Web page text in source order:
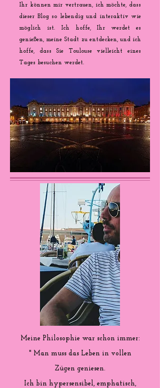
Ihr können mir vertrauen, ich möchte, dass
dieser Blog so lebendig und interaktiv wie
möglich ist. Ich hoffe, Ihr werdet es
genießen, meine Stadt zu entdecken, und ich
hoffe, dass Sie Toulouse vielleicht eines
Tages besuchen werdet.
Meine Philosophie war schon immer:
" Man muss das Leben in vollen
Zügen geniesen.
Ich bin hypersensibel, emphatisch,